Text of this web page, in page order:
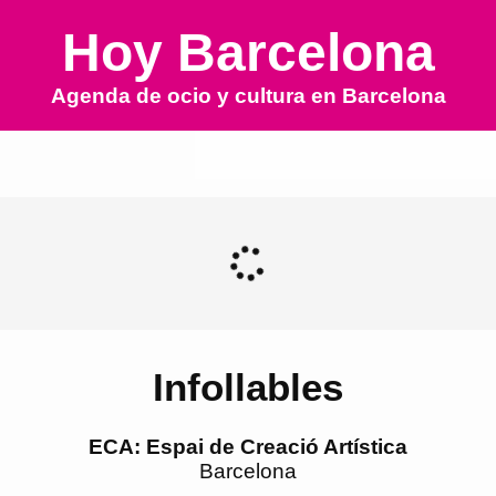
Hoy Barcelona
Agenda de ocio y cultura en Barcelona
Infollables
ECA: Espai de Creació Artística
Barcelona